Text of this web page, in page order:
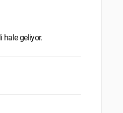
hale geliyor.